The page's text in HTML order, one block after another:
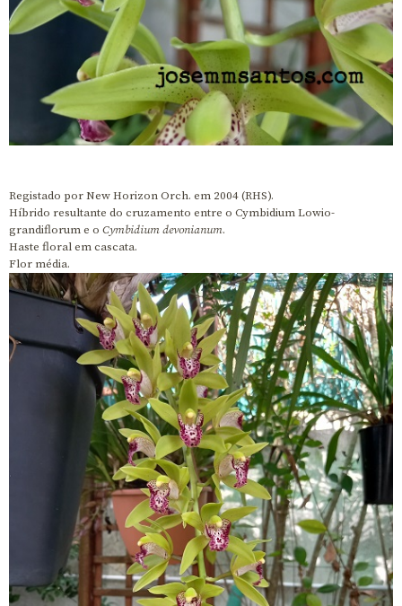
Registado por New Horizon Orch. em 2004 (RHS).
Híbrido resultante do cruzamento entre o Cymbidium Lowio-
grandiflorum e o Cymbidium devonianum.
Haste floral em cascata.
Flor média.